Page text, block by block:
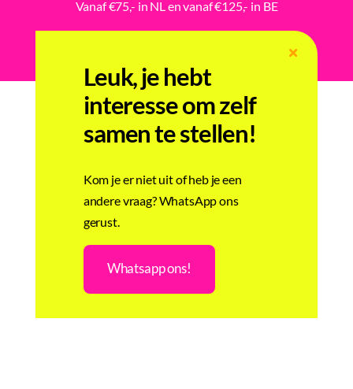
Vanaf €75,- in NL en vanaf €125,- in BE
Leuk, je hebt
interesse om zelf
samen te stellen!
Kom je er niet uit of heb je een
andere vraag? WhatsApp ons
gerust.
Whatsapp ons!